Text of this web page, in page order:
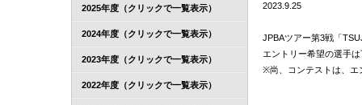
2023.9.25
JPBAツアー第3戦「
エントリー希望の選手
※尚、コンテストは、エ
2025年度（クリックで一覧表示）
2024年度（クリックで一覧表示）
2023年度（クリックで一覧表示）
2022年度（クリックで一覧表示）